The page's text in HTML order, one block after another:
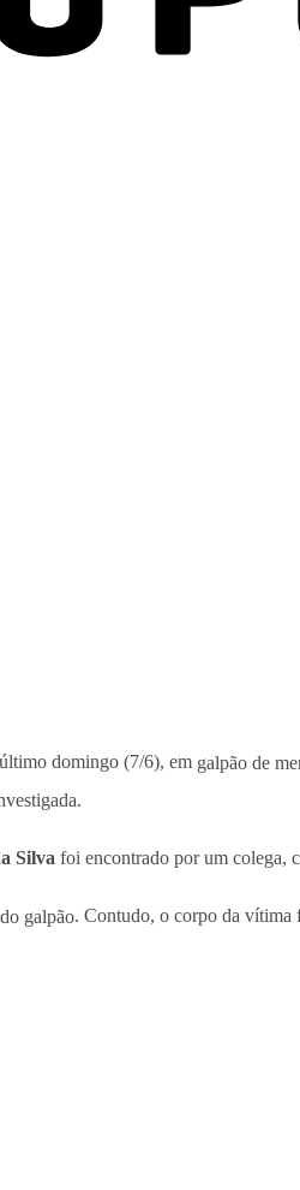
domingo (7/6), em galpão de
Silva foi encontrado por um colega,
galpão. Contudo, o corpo da vítima